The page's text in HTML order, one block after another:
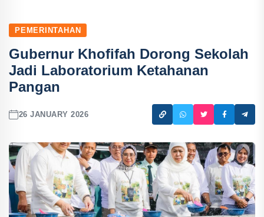
PEMERINTAHAN
Gubernur Khofifah Dorong Sekolah
Jadi Laboratorium Ketahanan
Pangan
26 JANUARY 2026